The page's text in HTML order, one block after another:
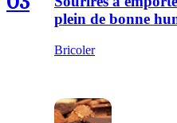
plein de bonne
Bricoler